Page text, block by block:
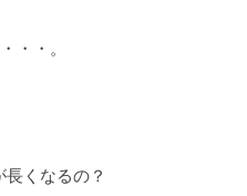
逮捕
・・。
くなるの？